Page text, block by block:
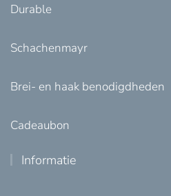
Durable
Schachenmayr
Brei- en haak benodigdheden
Cadeaubon
Informatie